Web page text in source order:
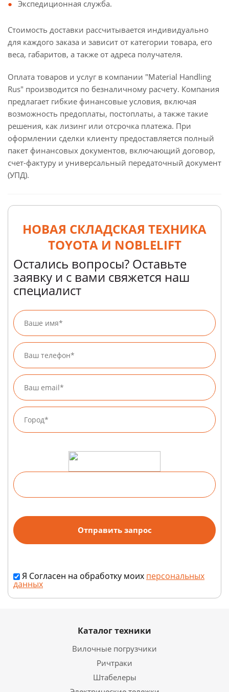
Экспедиционная служба.
Стоимость доставки рассчитывается индивидуально
для каждого заказа и зависит от категории товара, его
веса, габаритов, а также от адреса получателя.
Оплата товаров и услуг в компании "Material Handling
Rus" производится по безналичному расчету. Компания
предлагает гибкие финансовые условия, включая
возможность предоплаты, постоплаты, а также такие
решения, как лизинг или отсрочка платежа. При
оформлении сделки клиенту предоставляется полный
пакет финансовых документов, включающий договор,
счет-фактуру и универсальный передаточный документ
(УПД).
НОВАЯ СКЛАДСКАЯ ТЕХНИКА
TOYOTA И NOBLELIFT
Остались вопросы? Оставьте
заявку и с вами свяжется наш
специалист
Я Согласен на обработку моих персональных
данных
Каталог техники
Вилочные погрузчики
Ричтраки
Штабелеры